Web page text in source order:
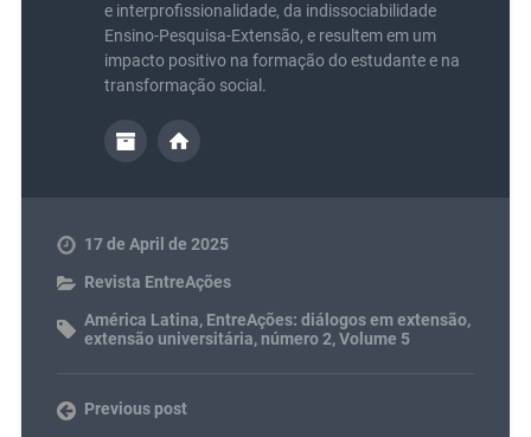
e interprofissionalidade, da indissociabilidade
Ensino-Pesquisa-Extensão, e resultem em um
impacto positivo na formação do estudante e na
transformação social.
17 de April de 2025
Revista EntreAções
América Latina, EntreAções: diálogos em extensão,
extensão universitária,número 2,Volume 5
Previous post